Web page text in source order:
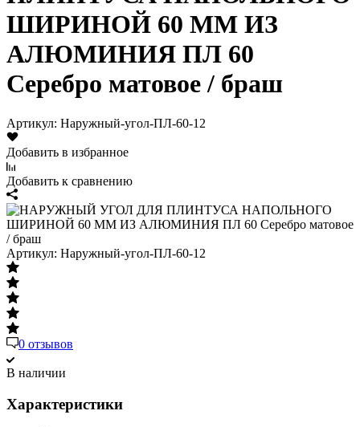
ШИРИНОЙ 60 ММ ИЗ
АЛЮМИНИЯ ПЛ 60
Серебро матовое / браш
Артикул: Наружный-угол-ПЛ-60-12
Добавить в избранное
Добавить к сравнению
Артикул: Наружный-угол-ПЛ-60-12
0 отзывов
В наличии
Характеристики